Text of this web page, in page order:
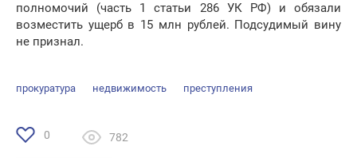
полномочий (часть 1 статьи 286 УК РФ) и обязали
возместить ущерб в 15 млн рублей. Подсудимый вину
не признал.
прокуратура недвижимость преступления
0 782